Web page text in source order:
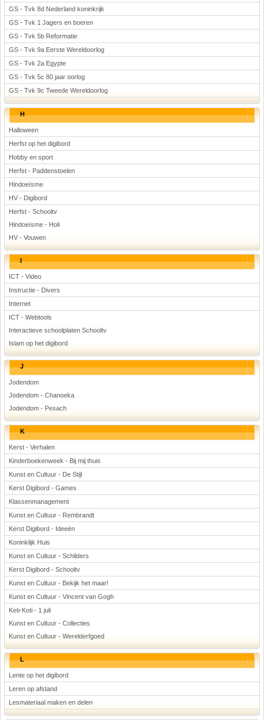
GS - Tvk 8d Nederland koninkrijk
GS - Tvk 1 Jagers en boeren
GS - Tvk 5b Reformatie
GS - Tvk 9a Eerste Wereldoorlog
GS - Tvk 2a Egypte
GS - Tvk 5c 80 jaar oorlog
GS - Tvk 9c Tweede Wereldoorlog
H
Halloween
Herfst op het digibord
Hobby en sport
Herfst - Paddenstoelen
Hindoeïsme
HV - Digibord
Herfst - Schooltv
Hindoeïsme - Holi
HV - Vouwen
I
ICT - Video
Instructie - Divers
Internet
ICT - Webtools
Interactieve schoolplaten Schooltv
Islam op het digibord
J
Jodendom
Jodendom - Chanoeka
Jodendom - Pesach
K
Kerst - Verhalen
Kinderboekenweek - Bij mij thuis
Kunst en Cultuur - De Stijl
Kerst Digibord - Games
Klassenmanagement
Kunst en Cultuur - Rembrandt
Kerst Digibord - Ideeën
Koninklijk Huis
Kunst en Cultuur - Schilders
Kerst Digibord - Schooltv
Kunst en Cultuur - Bekijk het maar!
Kunst en Cultuur - Vincent van Gogh
Keti-Koti - 1 juli
Kunst en Cultuur - Collecties
Kunst en Cultuur - Werelderfgoed
L
Lente op het digibord
Leren op afstand
Lesmateriaal maken en delen